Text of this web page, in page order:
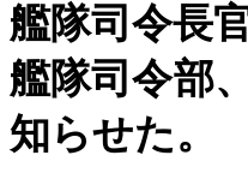
艦隊司令長
艦隊司令部
知らせた。